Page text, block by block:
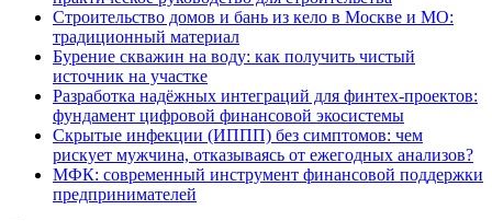
Строительство домов и бань из кело в Москве и МО:
традиционный материал
Бурение скважин на воду: как получить чистый
источник на участке
Разработка надёжных интеграций для финтех-проектов:
фундамент цифровой финансовой экосистемы
Скрытые инфекции (ИППП) без симптомов: чем
рискует мужчина, отказываясь от ежегодных анализов?
МФК: современный инструмент финансовой поддержки
предпринимателей